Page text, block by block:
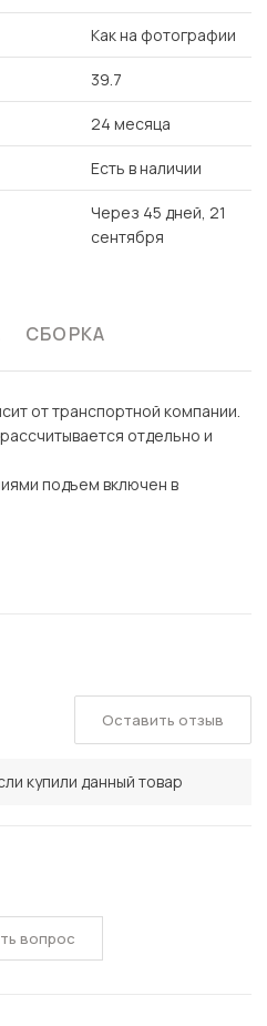
Как на фотографии
39.7
24 месяца
Есть в наличии
Через 45 дней, 21
сентября
СБОРКА
от транспортной компании.
отдельно и
подъем включен в
купили данный товар
Оставить отзыв
вопрос